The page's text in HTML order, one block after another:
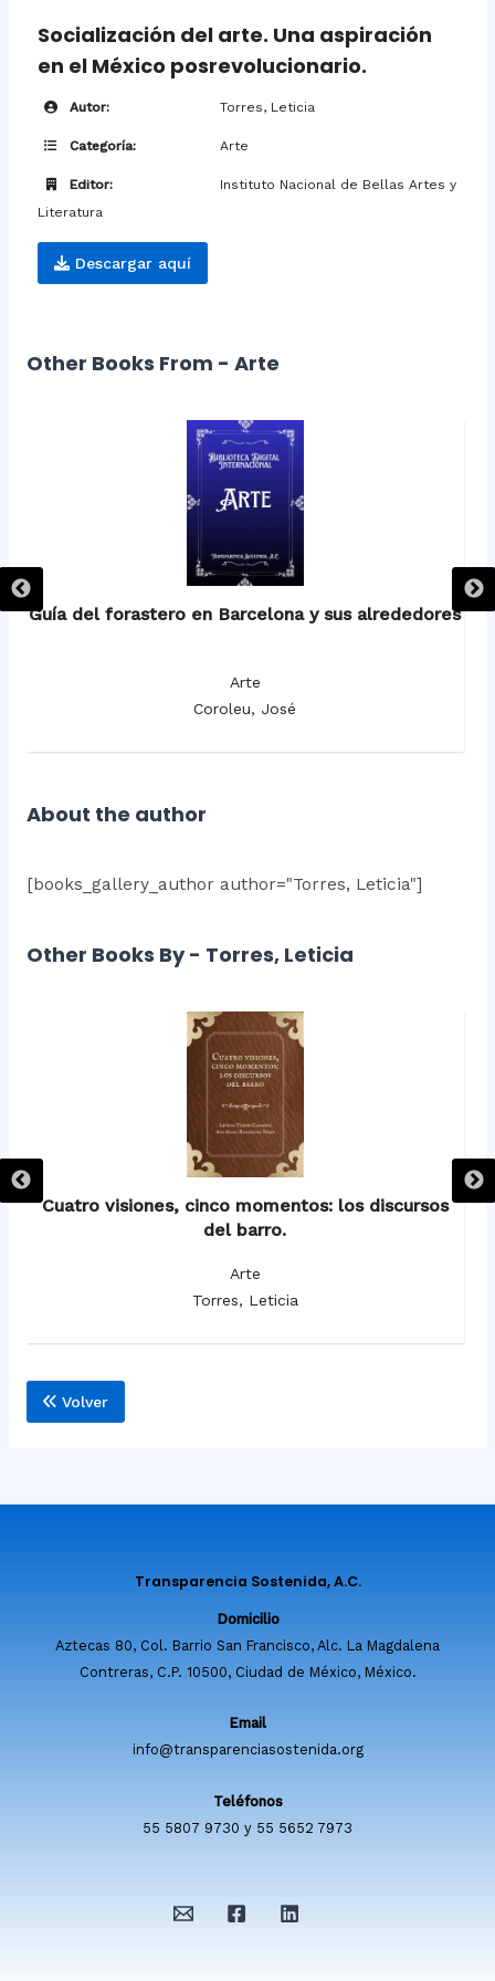
Socialización del arte. Una aspiración
en el México posrevolucionario.
Autor: Torres, Leticia
Categoría: Arte
Editor:
Instituto Nacional de Bellas Artes y
Literatura
Descargar aquí
Other Books From - Arte
Guía del forastero en Barcelona y sus alrededores
Arte
Coroleu, José
About the author
[books_gallery_author author="Torres, Leticia"]
Other Books By - Torres, Leticia
Cuatro visiones, cinco momentos: los discursos
del barro.
Arte
Torres, Leticia
Volver
Transparencia Sostenida, A.C.
Domicilio
Aztecas 80, Col. Barrio San Francisco, Alc. La Magdalena
Contreras, C.P. 10500, Ciudad de México, México.
Email
info@transparenciasostenida.org
Teléfonos
55 5807 9730 y 55 5652 7973